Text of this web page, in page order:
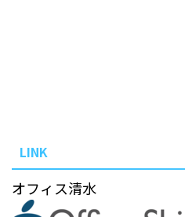
LINK
オフィス清水